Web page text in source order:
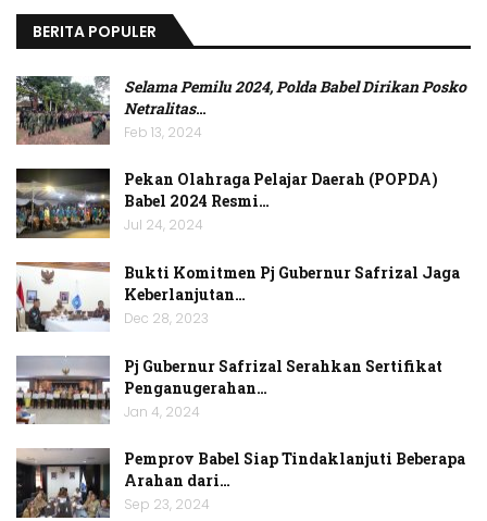
BERITA POPULER
Selama Pemilu 2024, Polda Babel Dirikan Posko
Netralitas…
Feb 13, 2024
Pekan Olahraga Pelajar Daerah (POPDA)
Babel 2024 Resmi…
Jul 24, 2024
Bukti Komitmen Pj Gubernur Safrizal Jaga
Keberlanjutan…
Dec 28, 2023
Pj Gubernur Safrizal Serahkan Sertifikat
Penganugerahan…
Jan 4, 2024
Pemprov Babel Siap Tindaklanjuti Beberapa
Arahan dari…
Sep 23, 2024